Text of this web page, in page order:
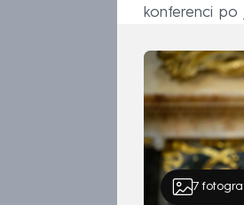
konferenci po
7